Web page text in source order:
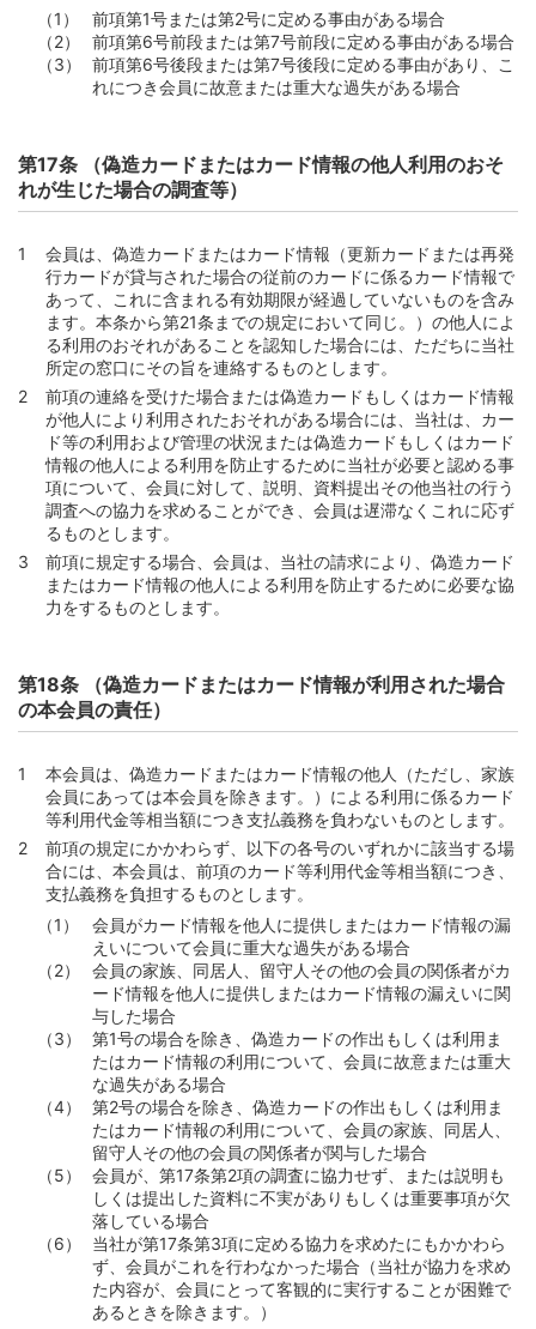
前項第1号または第2号に定める事由がある場合
前項第6号前段または第7号前段に定める事由がある場合
前項第6号後段または第7号後段に定める事由があり、こ
れにつき会員に故意または重大な過失がある場合
第17条 （偽造カードまたはカード情報の他人利用のおそ
れが生じた場合の調査等）
会員は、偽造カードまたはカード情報（更新カードまたは再発
行カードが貸与された場合の従前のカードに係るカード情報で
あって、これに含まれる有効期限が経過していないものを含み
ます。本条から第21条までの規定において同じ。）の他人によ
る利用のおそれがあることを認知した場合には、ただちに当社
所定の窓口にその旨を連絡するものとします。
前項の連絡を受けた場合または偽造カードもしくはカード情報
が他人により利用されたおそれがある場合には、当社は、カー
ド等の利用および管理の状況または偽造カードもしくはカード
情報の他人による利用を防止するために当社が必要と認める事
項について、会員に対して、説明、資料提出その他当社の行う
調査への協力を求めることができ、会員は遅滞なくこれに応ず
るものとします。
前項に規定する場合、会員は、当社の請求により、偽造カード
またはカード情報の他人による利用を防止するために必要な協
力をするものとします。
第18条 （偽造カードまたはカード情報が利用された場合
の本会員の責任）
本会員は、偽造カードまたはカード情報の他人（ただし、家族
会員にあっては本会員を除きます。）による利用に係るカード
等利用代金等相当額につき支払義務を負わないものとします。
前項の規定にかかわらず、以下の各号のいずれかに該当する場
合には、本会員は、前項のカード等利用代金等相当額につき、
支払義務を負担するものとします。
会員がカード情報を他人に提供しまたはカード情報の漏
えいについて会員に重大な過失がある場合
会員の家族、同居人、留守人その他の会員の関係者がカ
ード情報を他人に提供しまたはカード情報の漏えいに関
与した場合
第1号の場合を除き、偽造カードの作出もしくは利用ま
たはカード情報の利用について、会員に故意または重大
な過失がある場合
第2号の場合を除き、偽造カードの作出もしくは利用ま
たはカード情報の利用について、会員の家族、同居人、
留守人その他の会員の関係者が関与した場合
会員が、第17条第2項の調査に協力せず、または説明も
しくは提出した資料に不実がありもしくは重要事項が欠
落している場合
当社が第17条第3項に定める協力を求めたにもかかわら
ず、会員がこれを行わなかった場合（当社が協力を求め
た内容が、会員にとって客観的に実行することが困難で
あるときを除きます。）